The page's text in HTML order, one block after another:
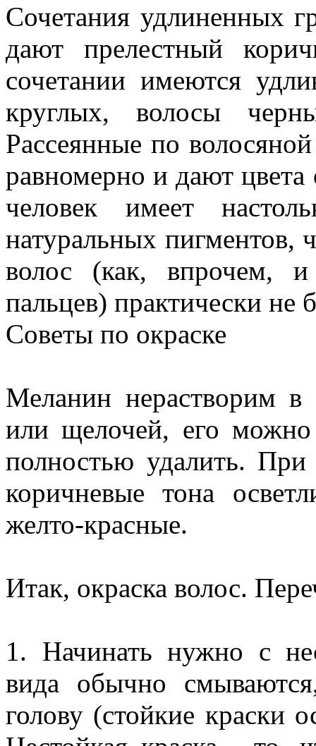
Сочетания удлиненных
дают прелестный
сочетании имеются
круглых, волосы
Рассеянные по
равномерно и дают
человек имеет
натуральных пигментов,
волос (как, впрочем,
пальцев) практически не
Советы по окраске
Меланин нерастворим
или щелочей, его можно
полностью удалить. При
коричневые тона
желто-красные.
Итак, окраска волос.
1. Начинать нужно с
вида обычно
голову (стойкие краски